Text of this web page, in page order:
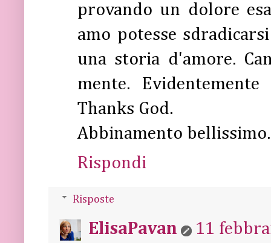
provando un dolore
amo potesse
una storia d'amore.
mente.
Thanks God.
Abbinamento
Rispondi
Risposte
ElisaPavan
11